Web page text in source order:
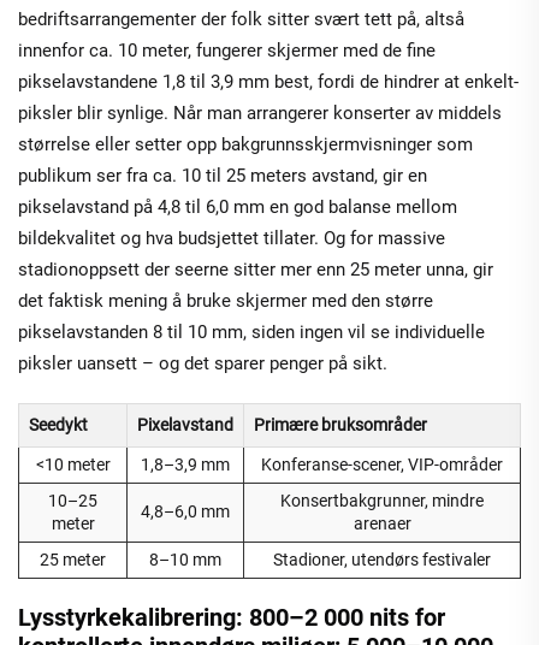
bedriftsarrangementer der folk sitter svært tett på, altså
innenfor ca. 10 meter, fungerer skjermer med de fine
pikselavstandene 1,8 til 3,9 mm best, fordi de hindrer at enkelt-
piksler blir synlige. Når man arrangerer konserter av middels
størrelse eller setter opp bakgrunnsskjermvisninger som
publikum ser fra ca. 10 til 25 meters avstand, gir en
pikselavstand på 4,8 til 6,0 mm en god balanse mellom
bildekvalitet og hva budsjettet tillater. Og for massive
stadionoppsett der seerne sitter mer enn 25 meter unna, gir
det faktisk mening å bruke skjermer med den større
pikselavstanden 8 til 10 mm, siden ingen vil se individuelle
piksler uansett – og det sparer penger på sikt.
Seedykt Pixelavstand Primære bruksområder
<10 meter 1,8–3,9 mm
Konferanse-scener, VIP-områder
10–25
meter
4,8–6,0 mm
Konsertbakgrunner, mindre
arenaer
25 meter
8–10 mm Stadioner, utendørs festivaler
Lysstyrkekalibrering: 800–2 000 nits for